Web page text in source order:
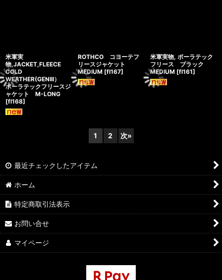
米軍実
物,JACKET,FLEECE
COLD
WEATHER(GENIII）
ポーラテックフリースジ
ャケット M-LONG
[fl168]
ROTHCO コヨーテフ
リースジャケット
MEDIUM [fl167]
米軍実物, ポーラテック
フリース ブラック
MEDIUM [fl161]
1 2 次»
最近チェックしたアイテム
ホーム
特定商取引法表示
お問い合せ
マイページ